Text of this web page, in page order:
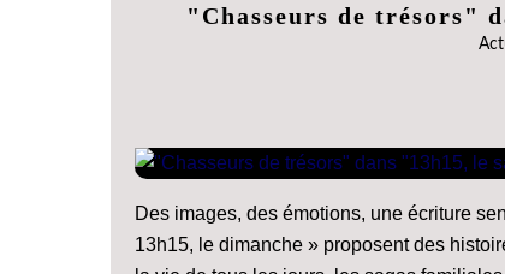
"Chasseurs de trésors"
Des images, des émotions, une écriture
13h15, le dimanche » proposent des